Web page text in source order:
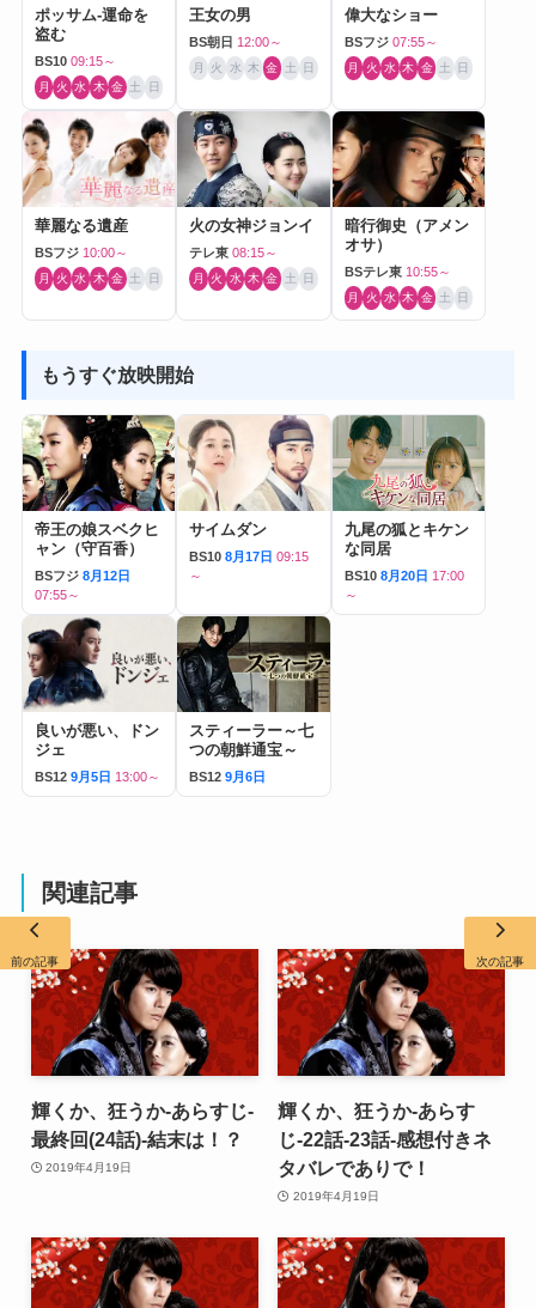
ポッサム-運命を
盗む
BS10 09:15～
月 火 水 木 金 土 日
王女の男
BS朝日 12:00～
月 火 水 木 金 土 日
偉大なショー
BSフジ 07:55～
月 火 水 木 金 土 日
華麗なる遺産
BSフジ 10:00～
月 火 水 木 金 土 日
火の女神ジョンイ
テレ東 08:15～
月 火 水 木 金 土 日
暗行御史（アメン
オサ）
BSテレ東 10:55～
月 火 水 木 金 土 日
もうすぐ放映開始
帝王の娘スベクヒ
ャン（守百香）
BSフジ 8月12日
07:55～
サイムダン
BS10 8月17日 09:15
～
九尾の狐とキケン
な同居
BS10 8月20日 17:00
～
良いが悪い、ドン
ジェ
BS12 9月5日 13:00～
スティーラー～七
つの朝鮮通宝～
BS12 9月6日
関連記事
輝くか、狂うか-あらすじ-
最終回(24話)-結末は！？
2019年4月19日
輝くか、狂うか-あらす
じ-22話-23話-感想付きネ
タバレでありで！
2019年4月19日
前の記事 次の記事